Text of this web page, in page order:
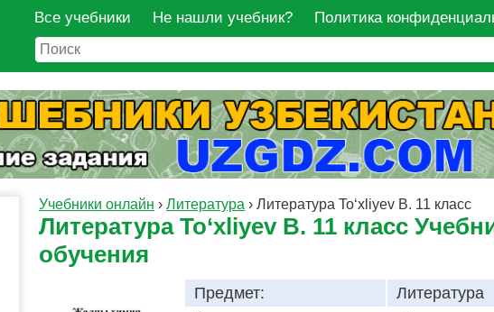
Все учебники Не нашли учебник? Политика
Учебники онлайн › Литература › Литература To‘xliyev B. 11 класс
Литература To‘xliyev B. 11 класс
обучения
Предмет:
Литература